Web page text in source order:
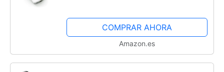
COMPRAR AHORA
Amazon.es